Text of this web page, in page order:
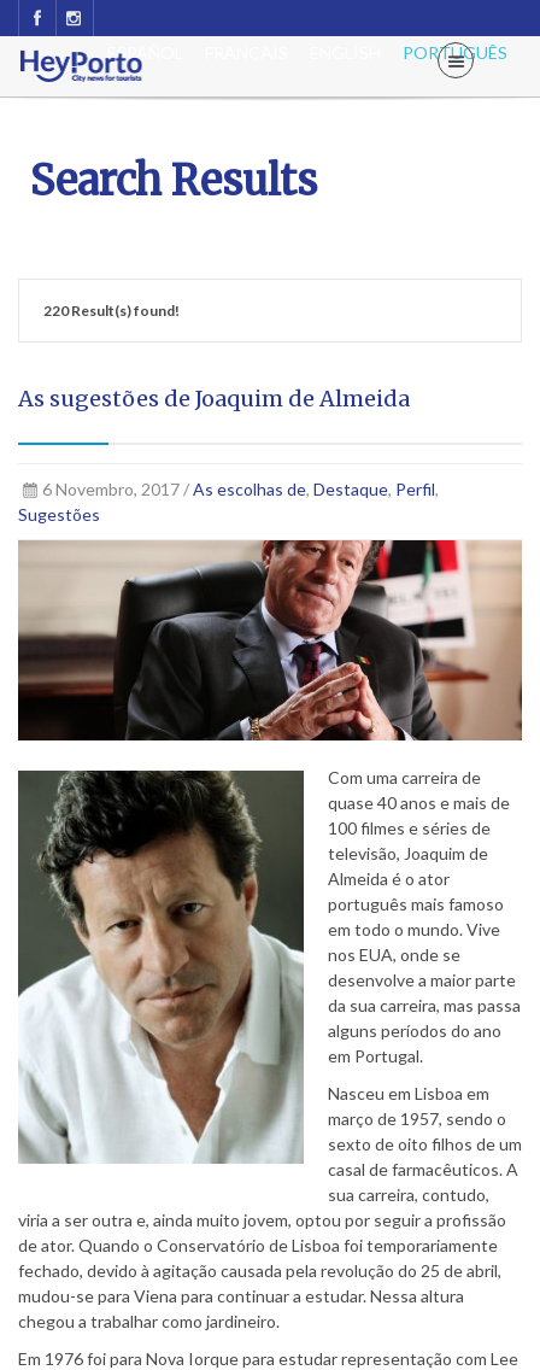
PORTUGUÊS
ESPAÑOL
Search Results
220 Result(s) found!
As sugestões de Joaquim de Almeida
6 Novembro, 2017 /As escolhas de, Destaque, Perfil,
Sugestões
Com uma carreira de
quase 40 anos e mais de
100 filmes e séries de
televisão, Joaquim de
Almeida é o ator
português mais famoso
em todo o mundo. Vive
nos EUA, onde se
desenvolve a maior parte
da sua carreira, mas passa
alguns períodos do ano
em Portugal.
Nasceu em Lisboa em
março de 1957, sendo o
sexto de oito filhos de um
casal de farmacêuticos. A
sua carreira, contudo,
viria a ser outra e, ainda muito jovem, optou por seguir a profissão
de ator. Quando o Conservatório de Lisboa foi temporariamente
fechado, devido à agitação causada pela revolução do 25 de abril,
mudou-se para Viena para continuar a estudar. Nessa altura
chegou a trabalhar como jardineiro.
Em 1976 foi para Nova Iorque para estudar representação com Lee